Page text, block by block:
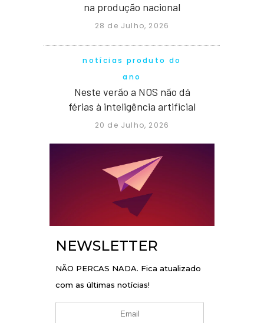
na produção nacional
28 de Julho, 2026
notícias produto do
ano
Neste verão a NOS não dá
férias à inteligência artificial
20 de Julho, 2026
NEWSLETTER
NÃO PERCAS NADA. Fica atualizado
com as últimas notícias!